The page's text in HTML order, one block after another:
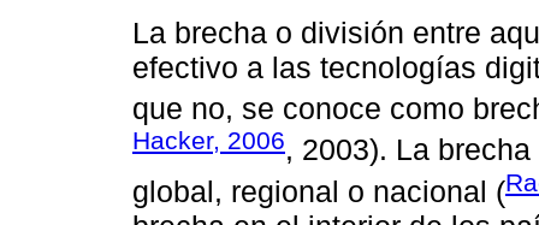
La brecha o división entre
efectivo a las tecnologías
que no, se conoce como
Hacker, 2006, 2003). La
global, regional o nacional (